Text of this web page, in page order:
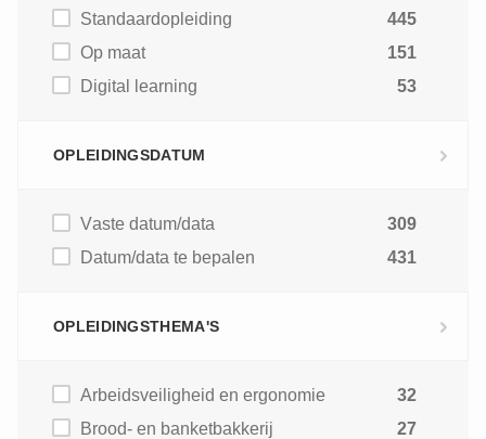
Standaardopleiding
445
Op maat
151
Digital learning
53
OPLEIDINGSDATUM
Vaste datum/data
309
Datum/data te bepalen
431
OPLEIDINGSTHEMA'S
Arbeidsveiligheid en ergonomie
32
Brood- en banketbakkerij
27